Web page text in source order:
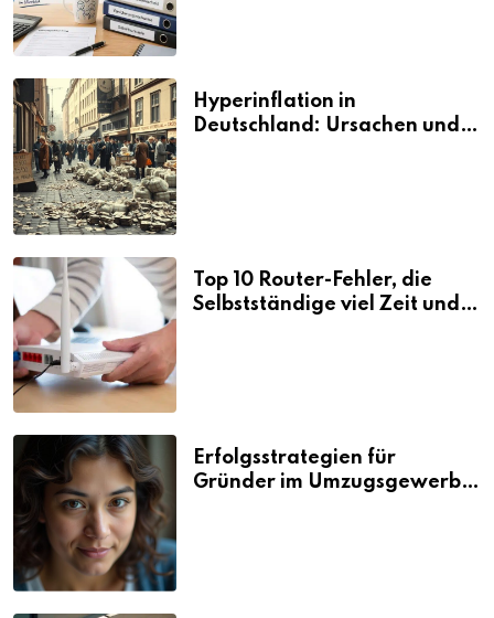
Hyperinflation in
Deutschland: Ursachen und
Top 10 Router-Fehler, die
Selbstständige viel Zeit und
Erfolgsstrategien für
Gründer im Umzugsgewerbe